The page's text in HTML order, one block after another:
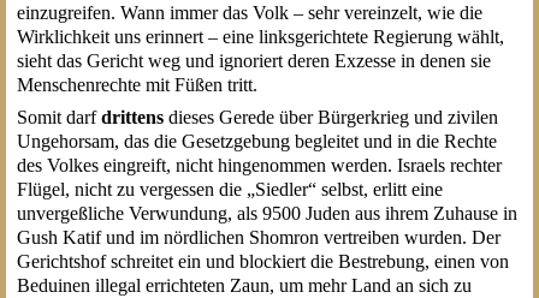
einzugreifen. Wann immer das Volk – sehr vereinzelt, wie die
Wirklichkeit uns erinnert – eine linksgerichtete Regierung wählt,
sieht das Gericht weg und ignoriert deren Exzesse in denen sie
Menschenrechte mit Füßen tritt.
Somit darfdrittensdieses Gerede über Bürgerkrieg und zivilen
Ungehorsam, das die Gesetzgebung begleitet und in die Rechte
des Volkes eingreift, nicht hingenommen werden. Israels rechter
Flügel, nicht zu vergessen die „Siedler“ selbst, erlitt eine
unvergeßliche Verwundung, als 9500 Juden aus ihrem Zuhause in
Gush Katif und im nördlichen Shomron vertreiben wurden. Der
Gerichtshof schreitet ein und blockiert die Bestrebung, einen von
Beduinen illegal errichteten Zaun, um mehr Land an sich zu